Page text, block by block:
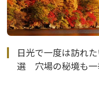
日光で一度は訪れ
選 穴場の秘境も一